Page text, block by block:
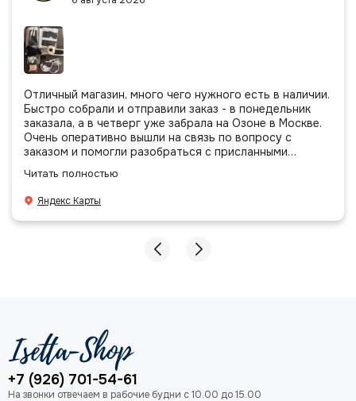
Отличный магазин, много чего нужного есть в наличии.
Быстро собрали и отправили заказ - в понедельник
заказала, а в четверг уже забрала на Озоне в Москве.
Очень оперативно вышли на связь по вопросу с
заказом и помогли разобраться с присланными
даже есть подарочек, очень приятно. Спасибо
большое команде!
Читать полностью
Яндекс Карты
+7 (926) 701-54-61